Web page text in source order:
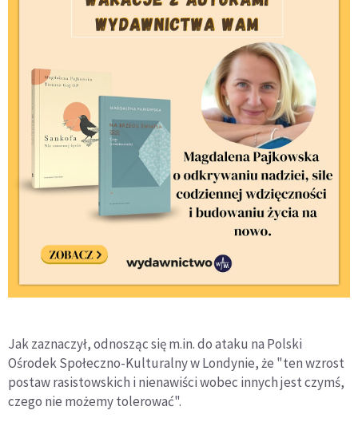
Jak zaznaczył, odnosząc się m.in. do ataku na Polski
Ośrodek Społeczno-Kulturalny w Londynie, że "ten wzrost
postaw rasistowskich i nienawiści wobec innych jest czymś,
czego nie możemy tolerować".